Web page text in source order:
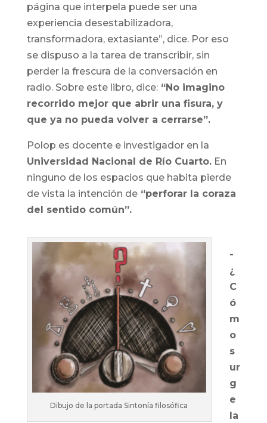
página que interpela puede ser una
experiencia desestabilizadora,
transformadora, extasiante”, dice. Por eso
se dispuso a la tarea de transcribir, sin
perder la frescura de la conversación en
radio. Sobre este libro, dice:“No imagino
recorrido mejor que abrir una fisura, y
que ya no pueda volver a cerrarse”.
Polop es docente e investigador en la
Universidad Nacional de Río Cuarto.En
ninguno de los espacios que habita pierde
de vista la intención de“perforar la coraza
del sentido común”.
Dibujo de la portada Sintonía filosófica
-
¿
C
ó
m
o
s
ur
g
e
la